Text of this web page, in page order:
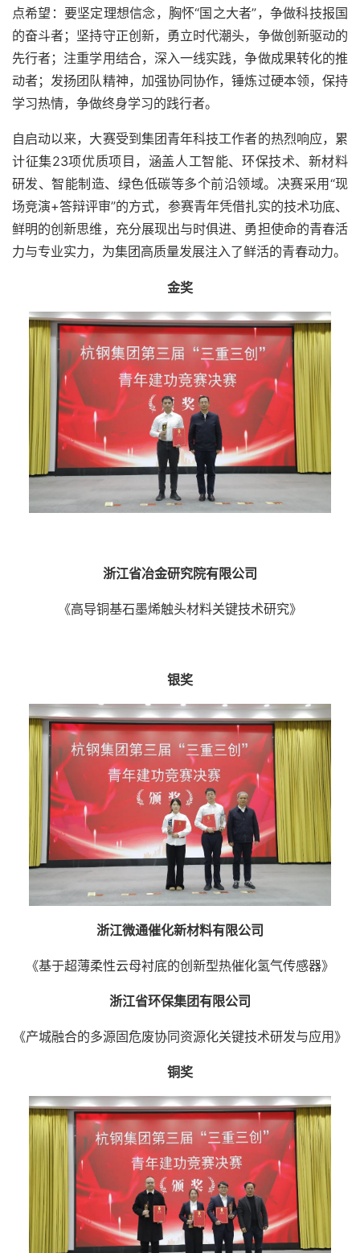
点希望：要坚定理想信念，胸怀“国之大者”，争做科技报国
的奋斗者；坚持守正创新，勇立时代潮头，争做创新驱动的
先行者；注重学用结合，深入一线实践，争做成果转化的推
动者；发扬团队精神，加强协同协作，锤炼过硬本领，保持
学习热情，争做终身学习的践行者。
自启动以来，大赛受到集团青年科技工作者的热烈响应，累
计征集23项优质项目，涵盖人工智能、环保技术、新材料
研发、智能制造、绿色低碳等多个前沿领域。决赛采用“现
场竞演+答辩评审”的方式，参赛青年凭借扎实的技术功底、
鲜明的创新思维，充分展现出与时俱进、勇担使命的青春活
力与专业实力，为集团高质量发展注入了鲜活的青春动力。
金奖
浙江省冶金研究院有限公司
《高导铜基石墨烯触头材料关键技术研究》
银奖
浙江微通催化新材料有限公司
《基于超薄柔性云母衬底的创新型热催化氢气传感器》
浙江省环保集团有限公司
《产城融合的多源固危废协同资源化关键技术研发与应用》
铜奖